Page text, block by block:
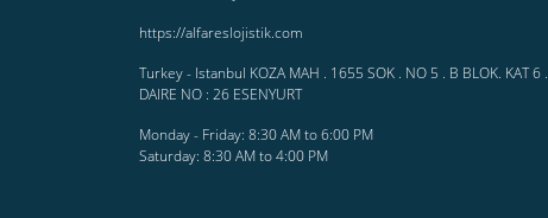
https://alfareslojistik.com
Turkey - Istanbul KOZA MAH . 1655 SOK . NO 5 . B BLOK. KAT 6 .
DAIRE NO : 26 ESENYURT
Monday - Friday: 8:30 AM to 6:00 PM
Saturday: 8:30 AM to 4:00 PM